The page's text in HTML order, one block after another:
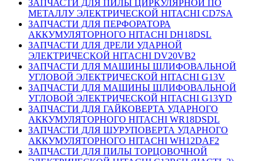
ЗАПЧАСТИ ДЛЯ ПИЛЫ ЦИРКУЛЯРНОЙ ПО
МЕТАЛЛУ ЭЛЕКТРИЧЕСКОЙ HITACHI CD7SA
ЗАПЧАСТИ ДЛЯ ПЕРФОРАТОРА
АККУМУЛЯТОРНОГО HITACHI DH18DSL
ЗАПЧАСТИ ДЛЯ ДРЕЛИ УДАРНОЙ
ЭЛЕКТРИЧЕСКОЙ HITACHI DV20VB2
ЗАПЧАСТИ ДЛЯ МАШИНЫ ШЛИФОВАЛЬНОЙ
УГЛОВОЙ ЭЛЕКТРИЧЕСКОЙ HITACHI G13V
ЗАПЧАСТИ ДЛЯ МАШИНЫ ШЛИФОВАЛЬНОЙ
УГЛОВОЙ ЭЛЕКТРИЧЕСКОЙ HITACHI G13YD
ЗАПЧАСТИ ДЛЯ ГАЙКОВЕРТА УДАРНОГО
АККУМУЛЯТОРНОГО HITACHI WR18DSDL
ЗАПЧАСТИ ДЛЯ ШУРУПОВЕРТА УДАРНОГО
АККУМУЛЯТОРНОГО HITACHI WH12DAF2
ЗАПЧАСТИ ДЛЯ ПИЛЫ ТОРЦОВОЧНОЙ